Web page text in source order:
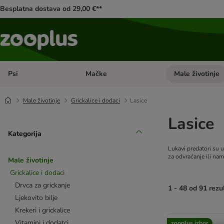
Besplatna dostava od 29,00 €**
Psi Pregled kategorija: Psi
Mačke Pregled kategorija:
Male životinje
Male životinje Grickalice i dodaci Lasice
Kategorija
Male životinje
Grickalice i dodaci
Drvca za grickanje
Ljekovito bilje
Krekeri i grickalice
Lasice
Lukavi predatori su
za odvraćanje ili
1 - 48 od 91